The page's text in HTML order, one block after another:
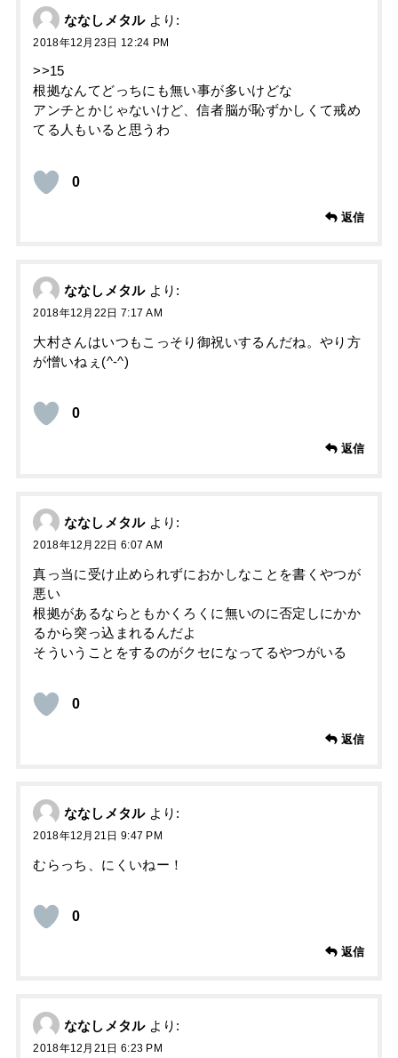
ななしメタル より:
2018年12月23日 12:24 PM
>>15
根拠なんてどっちにも無い事が多いけどな
アンチとかじゃないけど、信者脳が恥ずかしくて戒め
てる人もいると思うわ
0
返信
ななしメタル より:
2018年12月22日 7:17 AM
大村さんはいつもこっそり御祝いするんだね。やり方
が憎いねぇ(^-^)
0
返信
ななしメタル より:
2018年12月22日 6:07 AM
真っ当に受け止められずにおかしなことを書くやつが
悪い
根拠があるならともかくろくに無いのに否定しにかか
るから突っ込まれるんだよ
そういうことをするのがクセになってるやつがいる
0
返信
ななしメタル より:
2018年12月21日 9:47 PM
むらっち、にくいねー！
0
返信
ななしメタル より:
2018年12月21日 6:23 PM